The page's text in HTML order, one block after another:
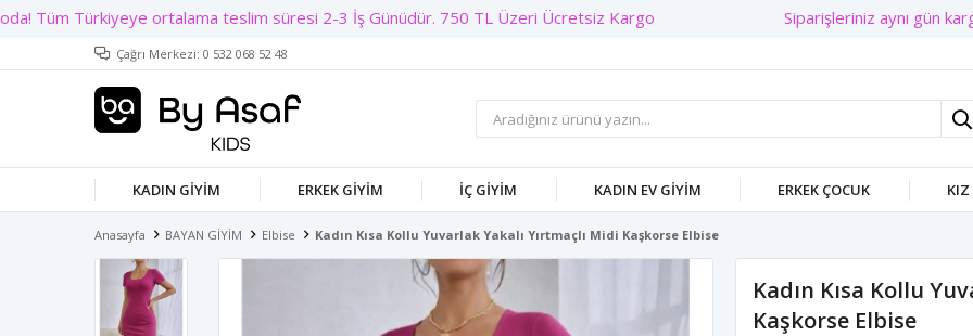
Siparişleriniz aynı gün
Çağrı Merkezi: 0 532 068 52 48
KADIN GIYIM ERKEK GIYIM İÇ GIYIM KADIN EV GIYIM ERKEK ÇOCUK KIZ
Anasayfa BAYAN GİYİM Elbise Kadın Kısa Kollu Yuvarlak Yakalı Yırtmaçlı Midi Kaşkorse Elbise
Kadın Kısa Kollu
Kaşkorse Elbise